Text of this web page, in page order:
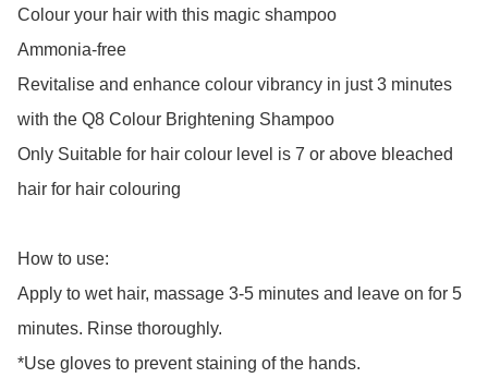
Colour your hair with this magic shampoo
Ammonia-free
Revitalise and enhance colour vibrancy in just 3 minutes
with the Q8 Colour Brightening Shampoo
Only Suitable for hair colour level is 7 or above bleached
hair for hair colouring
How to use:
Apply to wet hair, massage 3-5 minutes and leave on for 5
minutes. Rinse thoroughly.
*Use gloves to prevent staining of the hands.